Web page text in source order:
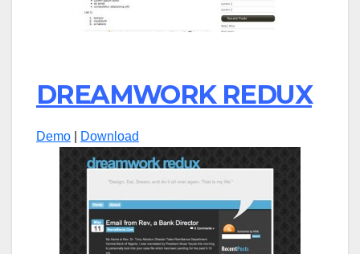
DREAMWORK REDUX
Demo Download